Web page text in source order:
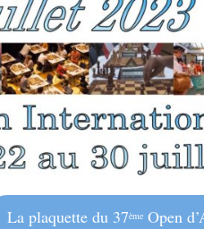
La plaquette du 37èmeOpen